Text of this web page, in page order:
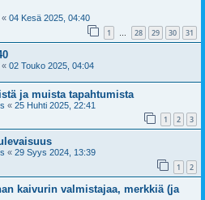
« 04 Kesä 2025, 04:40
1 … 28 29 30 31
« 02 Touko 2025, 04:04
ja muista tapahtumista
« 25 Huhti 2025, 22:41
1 2 3
« 29 Syys 2024, 13:39
1 2
kaivurin valmistajaa, merkkiä (ja